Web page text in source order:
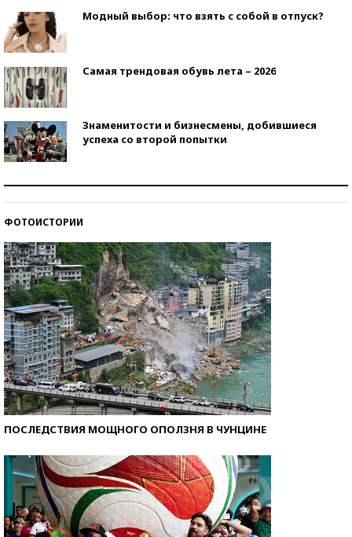
Модный выбор: что взять с собой в отпуск?
Самая трендовая обувь лета – 2026
Знаменитости и бизнесмены, добившиеся
успеха со второй попытки
ФОТОИСТОРИИ
ПОСЛЕДСТВИЯ МОЩНОГО ОПОЛЗНЯ В ЧУНЦИНЕ